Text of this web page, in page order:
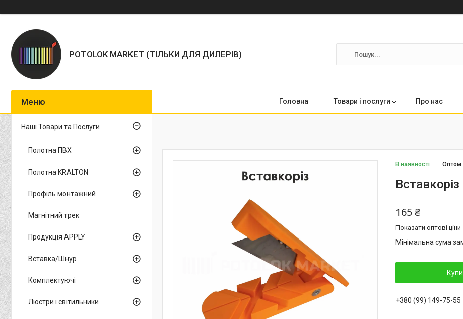
POTOLOK MARKET (ТІЛЬКИ ДЛЯ ДИЛЕРІВ)
Головна Товари і послуги Про нас
В наявності Оптом
Вставкоріз
165 ₴
Показати оптові ціни
Мінімальна сума
+380 (99) 149-75-55
Наші Товари та Послуги
Полотна ПВХ
Полотна KRALTON
Профіль монтажний
Магнітний трек
Продукція APPLY
Вставка/Шнур
Комплектуючі
Люстри і світильники